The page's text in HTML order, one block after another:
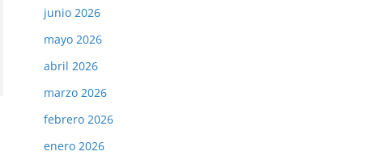
junio 2026
mayo 2026
abril 2026
marzo 2026
febrero 2026
enero 2026